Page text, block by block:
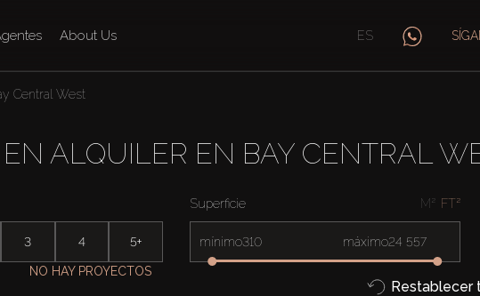
About Us ES
Central West
ALQUILER EN BAY CENTRAL
3 4 5+
Superficie M² FT²
mínimo máximo
NO HAY PROYECTOS
Restablecer